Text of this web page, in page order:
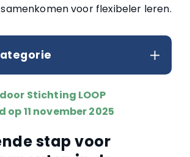
voor flexibeler leren.
Stichting LOOP
op 11 november 2025
stap voor